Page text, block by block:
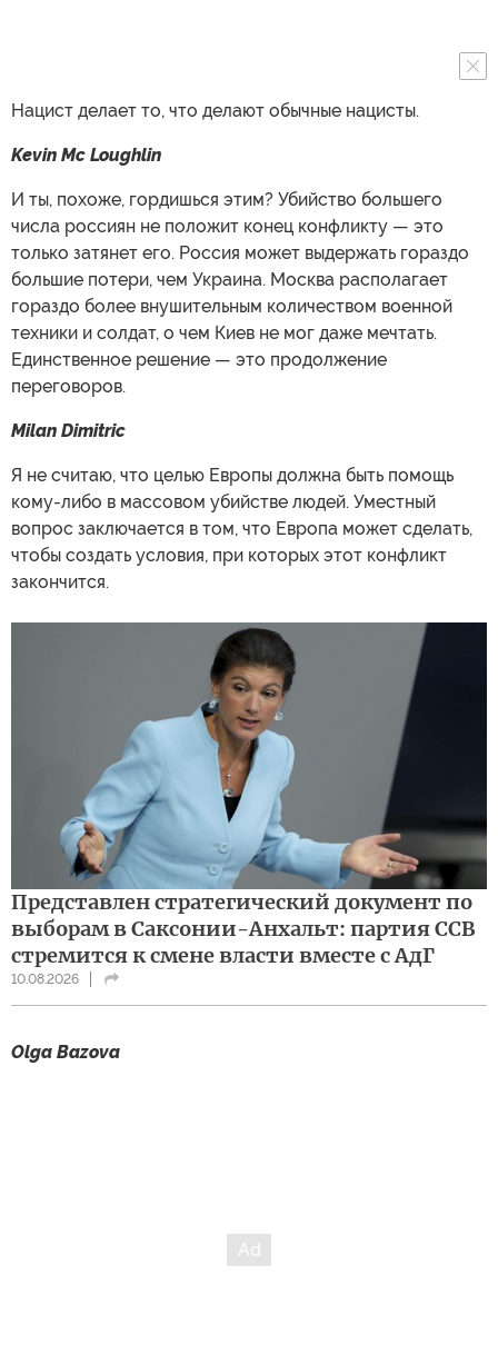
Нацист делает то, что делают обычные нацисты.
Kevin Mc Loughlin
И ты, похоже, гордишься этим? Убийство большего
числа россиян не положит конец конфликту — это
только затянет его. Россия может выдержать гораздо
большие потери, чем Украина. Москва располагает
гораздо более внушительным количеством военной
техники и солдат, о чем Киев не мог даже мечтать.
Единственное решение — это продолжение
переговоров.
Milan Dimitric
Я не считаю, что целью Европы должна быть помощь
кому-либо в массовом убийстве людей. Уместный
вопрос заключается в том, что Европа может сделать,
чтобы создать условия, при которых этот конфликт
закончится.
Представлен стратегический документ по
выборам в Саксонии-Анхальт: партия ССВ
стремится к смене власти вместе с АдГ
10.08.2026
Olga Bazova